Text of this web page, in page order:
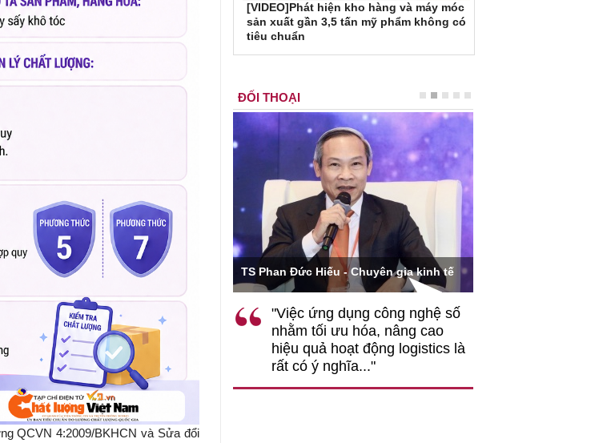
QCVN 4:2009/BKHCN và Sửa đổi
[VIDEO]Phát hiện kho hàng và máy móc
sản xuất gần 3,5 tấn mỹ phẩm không có
tiêu chuẩn
ĐỐI THOẠI
Việc sử dụng hiệu quả chính
sách tài khóa không chỉ mang ý
nghĩa hỗ trợ ngắn hạn mà còn
đóng vai trò tạo nền tảng cho
tăng trưởng bền vững dài hạn.
TS Phan Đức Hiếu - Chuyên gia kinh tế
"Việc ứng dụng công nghệ số
nhằm tối ưu hóa, nâng cao
hiệu quả hoạt động logistics là
rất có ý nghĩa..."